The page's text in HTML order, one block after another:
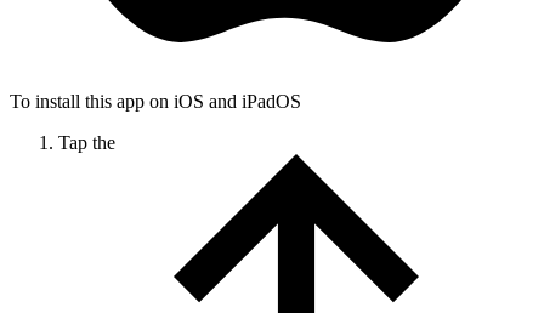
To install this app on iOS and iPadOS
Tap the